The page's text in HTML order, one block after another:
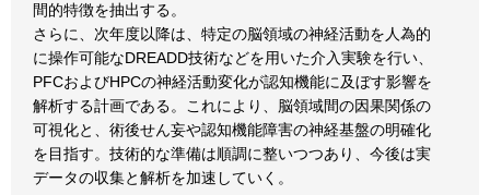
間的特徴を抽出する。
さらに、次年度以降は、特定の脳領域の神経活動を人為的
に操作可能なDREADD技術などを用いた介入実験を行い、
PFCおよびHPCの神経活動変化が認知機能に及ぼす影響を
解析する計画である。これにより、脳領域間の因果関係の
可視化と、術後せん妄や認知機能障害の神経基盤の明確化
を目指す。技術的な準備は順調に整いつつあり、今後は実
データの収集と解析を加速していく。